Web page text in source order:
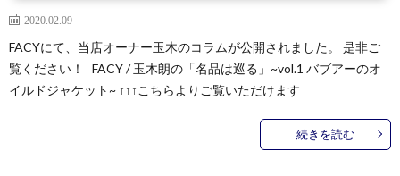
2020.02.09
FACYにて、当店オーナー玉木のコラムが公開されました。 是非ご
覧ください！ FACY / 玉木朗の「名品は巡る」~vol.1 バブアーのオ
イルドジャケット~ ↑↑↑こちらよりご覧いただけます
続きを読む